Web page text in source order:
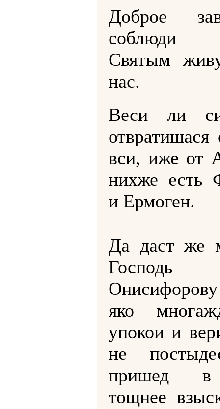
Доброе
соблюди
Святым
нас.
Веси ли
отвратишася
вси, иже от
нихже есть
и Ермоген.
Да даст же
Господь
яко
упокои и
не
пришед
тощнее